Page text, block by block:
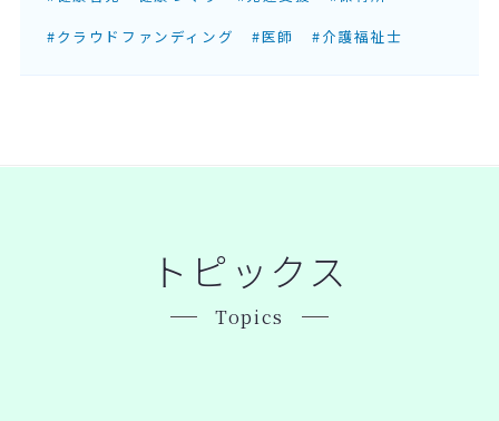
#クラウドファンディング
#医師 #介護福祉士
トピックス
Topics